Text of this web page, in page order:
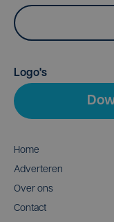
Logo's
Home
Adverteren
Over ons
Contact